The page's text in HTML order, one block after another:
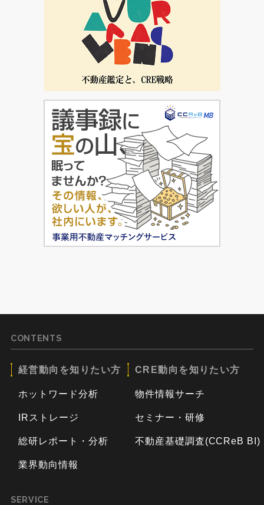
CONTENTS
経営動向を知りたい方
ホットワード分析
IRストレージ
総研レポート・分析
業界動向情報
CRE動向を知りたい方
物件情報サーチ
セミナー・研修
不動産基礎調査(CCReB BI)
SERVICE